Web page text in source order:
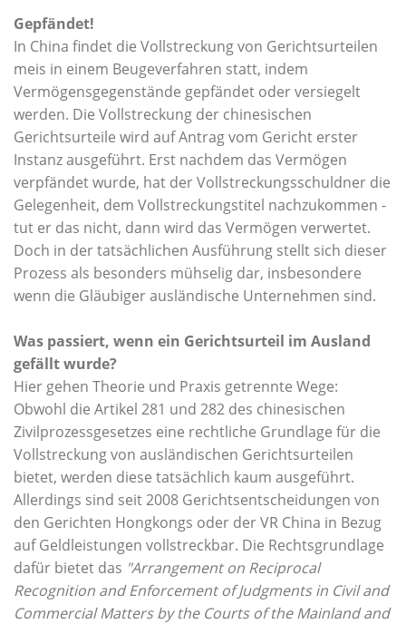
Gepfändet!
In China findet die Vollstreckung von Gerichtsurteilen
meis in einem Beugeverfahren statt, indem
Vermögensgegenstände gepfändet oder versiegelt
werden. Die Vollstreckung der chinesischen
Gerichtsurteile wird auf Antrag vom Gericht erster
Instanz ausgeführt. Erst nachdem das Vermögen
verpfändet wurde, hat der Vollstreckungsschuldner die
Gelegenheit, dem Vollstreckungstitel nachzukommen -
tut er das nicht, dann wird das Vermögen verwertet.
Doch in der tatsächlichen Ausführung stellt sich dieser
Prozess als besonders mühselig dar, insbesondere
wenn die Gläubiger ausländische Unternehmen sind.
Was passiert, wenn ein Gerichtsurteil im Ausland
gefällt wurde?
Hier gehen Theorie und Praxis getrennte Wege:
Obwohl die Artikel 281 und 282 des chinesischen
Zivilprozessgesetzes eine rechtliche Grundlage für die
Vollstreckung von ausländischen Gerichtsurteilen
bietet, werden diese tatsächlich kaum ausgeführt.
Allerdings sind seit 2008 Gerichtsentscheidungen von
den Gerichten Hongkongs oder der VR China in Bezug
auf Geldleistungen vollstreckbar. Die Rechtsgrundlage
dafür bietet das "Arrangement on Reciprocal
Recognition and Enforcement of Judgments in Civil and
Commercial Matters by the Courts of the Mainland and